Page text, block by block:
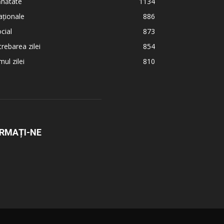
886
873
zilei
854
zilei
810
NE